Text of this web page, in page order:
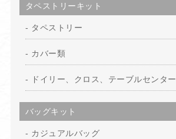
タペストリーキット
タペストリー
カバー類
ドイリー、クロス、テーブルセンター
バッグキット
カジュアルバッグ